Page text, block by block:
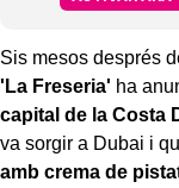
Sis mesos després
'La Freseria' ha
capital de la Costa
va sorgir a Dubai i
amb crema de